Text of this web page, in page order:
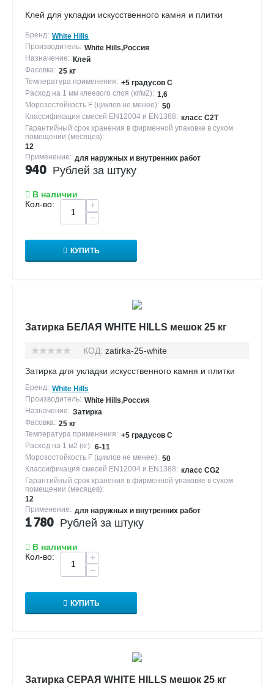
Клей для укладки искусственного камня и плитки
Бренд: White Hills
Производитель: White Hills,Россия
Назначение: Клей
Фасовка: 25 кг
Температура применения: +5 градусов С
Расход на 1 мм клеевого слоя (кг/м2): 1,6
Морозостойкость F (циклов не менее): 50
Классификация смесей EN12004 и EN1388: класс С2Т
Гарантийный срок хранения в фирменной упаковке в сухом
помещении (месяцев):
12
Применение: для наружных и внутренних работ
940 Рублей за штуку
В наличии
Кол-во:
+
−
КУПИТЬ
Затирка БЕЛАЯ WHITE HILLS мешок 25 кг
КОД: zatirka-25-white
Затирка для укладки искусственного камня и плитки
Бренд: White Hills
Производитель: White Hills,Россия
Назначение: Затирка
Фасовка: 25 кг
Температура применения: +5 градусов С
Расход на 1 м2 (кг): 6-11
Морозостойкость F (циклов не менее): 50
Классификация смесей EN12004 и EN1388: класс CG2
Гарантийный срок хранения в фирменной упаковке в сухом
помещении (месяцев):
12
Применение: для наружных и внутренних работ
1 780 Рублей за штуку
В наличии
Кол-во:
+
−
КУПИТЬ
Затирка СЕРАЯ WHITE HILLS мешок 25 кг